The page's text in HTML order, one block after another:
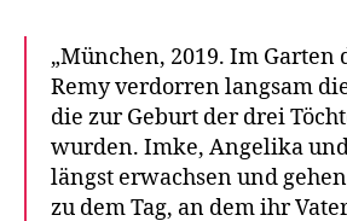
„München, 2019. Im Garten
Remy verdorren langsam
die zur Geburt der drei
wurden. Imke, Angelika
längst erwachsen und
zu dem Tag, an dem ihr